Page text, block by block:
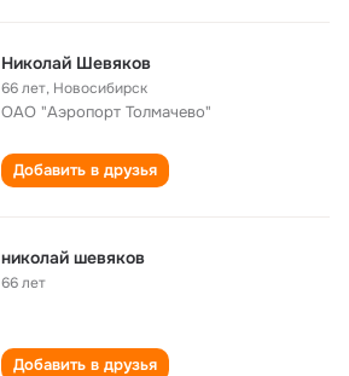
Николай Шевяков
66 лет, Новосибирск
ОАО "Аэропорт Толмачево"
Добавить в друзья
николай шевяков
66 лет
Добавить в друзья